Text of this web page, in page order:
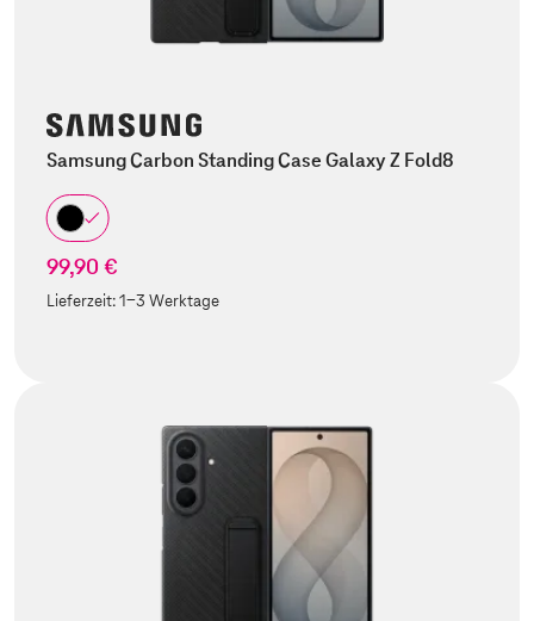
Samsung Carbon Standing Case Galaxy Z Fold8
99,90 €
Lieferzeit:1-3 Werktage